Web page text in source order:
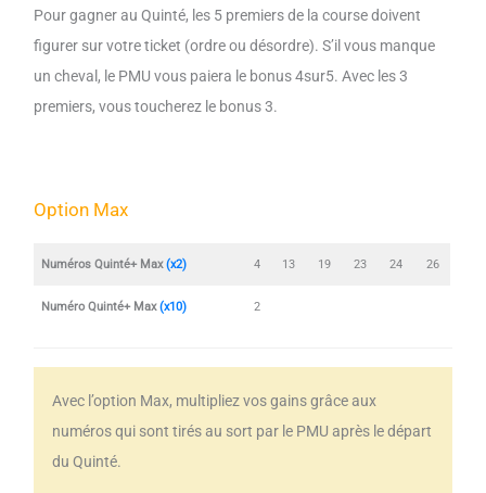
Pour gagner au Quinté, les 5 premiers de la course doivent
figurer sur votre ticket (ordre ou désordre). S’il vous manque
un cheval, le PMU vous paiera le bonus 4sur5. Avec les 3
premiers, vous toucherez le bonus 3.
Option Max
Numéros Quinté+ Max(x2) 4 13 19 23 24 26
Numéro Quinté+ Max(x10) 2
Avec l’option Max, multipliez vos gains grâce aux
numéros qui sont tirés au sort par le PMU après le départ
du Quinté.